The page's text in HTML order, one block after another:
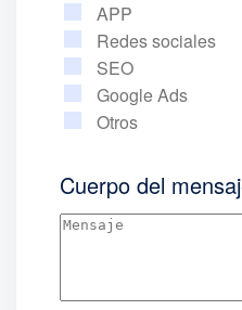
APP
Redes sociales
SEO
Google Ads
Otros
Cuerpo del